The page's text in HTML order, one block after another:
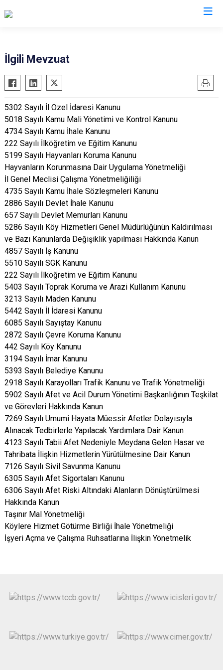
İlgili Mevzuat
5302 Sayılı İl Özel İdaresi Kanunu
5018 Sayılı Kamu Mali Yönetimi ve Kontrol Kanunu
4734 Sayılı Kamu İhale Kanunu
222 Sayılı İlköğretim ve Eğitim Kanunu
5199 Sayılı Hayvanları Koruma Kanunu
Hayvanların Korunmasına Dair Uygulama Yönetmeliği
İl Genel Meclisi Çalışma Yönetmeliğiliği
4735 Sayılı Kamu İhale Sözleşmeleri Kanunu
2886 Sayılı Devlet İhale Kanunu
657 Sayılı Devlet Memurları Kanunu
5286 Sayılı Köy Hizmetleri Genel Müdürlüğünün Kaldırılması
ve Bazı Kanunlarda Değişiklik yapılması Hakkında Kanun
4857 Sayılı İş Kanunu
5510 Sayılı SGK Kanunu
222 Sayılı İlköğretim ve Eğitim Kanunu
5403 Sayılı Toprak Koruma ve Arazi Kullanım Kanunu
3213 Sayılı Maden Kanunu
5442 Sayılı İl İdaresi Kanunu
6085 Sayılı Sayıştay Kanunu
2872 Sayılı Çevre Koruma Kanunu
442 Sayılı Köy Kanunu
3194 Sayılı İmar Kanunu
5393 Sayılı Belediye Kanunu
2918 Sayılı Karayolları Trafik Kanunu ve Trafik Yönetmeliği
5902 Sayılı Afet ve Acil Durum Yönetimi Başkanlığının Teşkilat
ve Görevleri Hakkında Kanun
7269 Sayılı Umumi Hayata Müessir Afetler Dolayısıyla
Alınacak Tedbirlerle Yapılacak Yardımlara Dair Kanun
4123 Sayılı Tabii Afet Nedeniyle Meydana Gelen Hasar ve
Tahribata İlişkin Hizmetlerin Yürütülmesine Dair Kanun
7126 Sayılı Sivil Savunma Kanunu
6305 Sayılı Afet Sigortaları Kanunu
6306 Sayılı Afet Riski Altındaki Alanların Dönüştürülmesi
Hakkında Kanun
Taşınır Mal Yönetmeliği
Köylere Hizmet Götürme Birliği İhale Yönetmeliği
İşyeri Açma ve Çalışma Ruhsatlarına İlişkin Yönetmelik